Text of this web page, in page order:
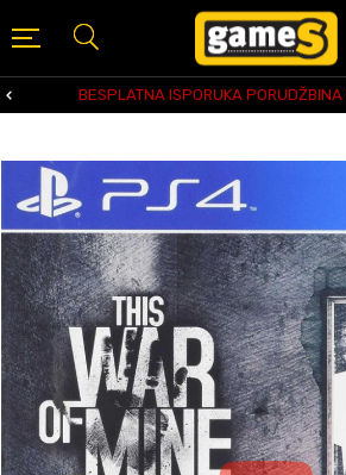
BESPLATNA ISPORUKA